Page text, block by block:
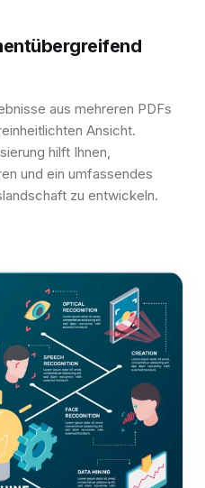
aus mehreren PDFs
Ansicht.
hilft Ihnen,
und ein umfassendes
zu entwickeln.